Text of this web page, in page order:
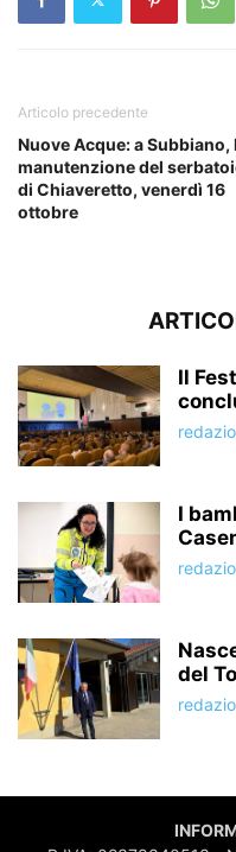
Articolo precedente
Nuove Acque: a Subbiano,
manutenzione del
di Chiaveretto, venerdì 16
ottobre
Il
I
del